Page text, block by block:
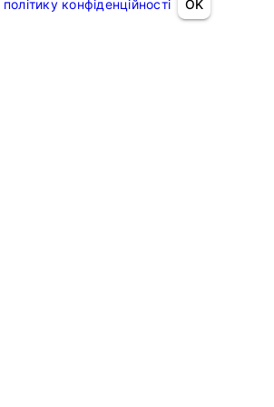
політику конфіденційності OK